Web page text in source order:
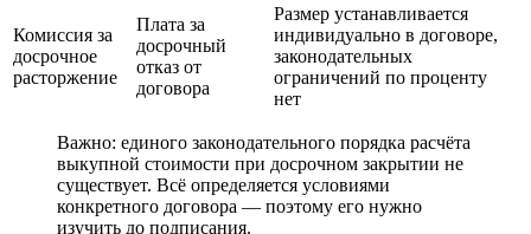
Комиссия за
досрочное
расторжение
Плата за
досрочный
отказ от
договора
Размер устанавливается
индивидуально в договоре,
законодательных
ограничений по проценту
нет
Важно: единого законодательного порядка расчёта
выкупной стоимости при досрочном закрытии не
существует. Всё определяется условиями
конкретного договора — поэтому его нужно
изучить до подписания.